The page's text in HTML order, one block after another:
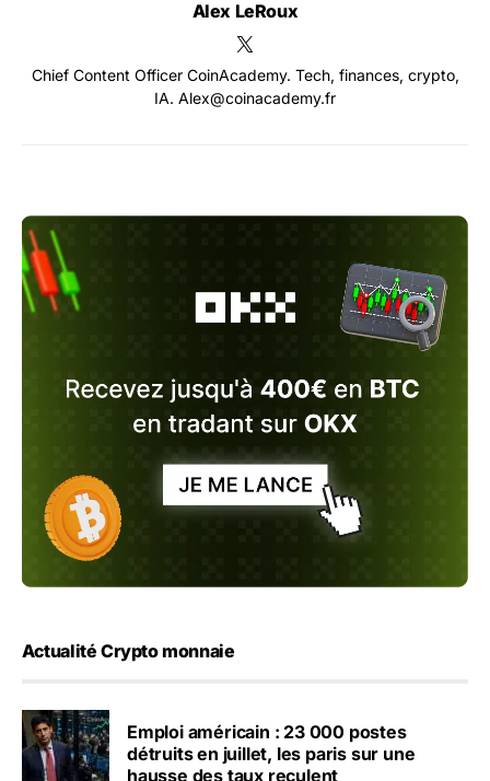
Alex LeRoux
Chief Content Officer CoinAcademy. Tech, finances, crypto,
IA. Alex@coinacademy.fr
Actualité Crypto monnaie
Emploi américain : 23 000 postes
détruits en juillet, les paris sur une
hausse des taux reculent